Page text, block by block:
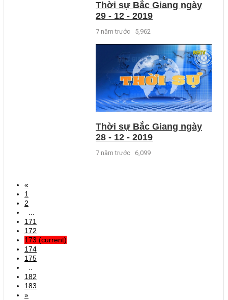
Thời sự Bắc Giang ngày
29 - 12 - 2019
7 năm trước 5,962
Thời sự Bắc Giang ngày
28 - 12 - 2019
7 năm trước 6,099
«
1
2
...
171
172
173 (current)
174
175
..
182
183
»